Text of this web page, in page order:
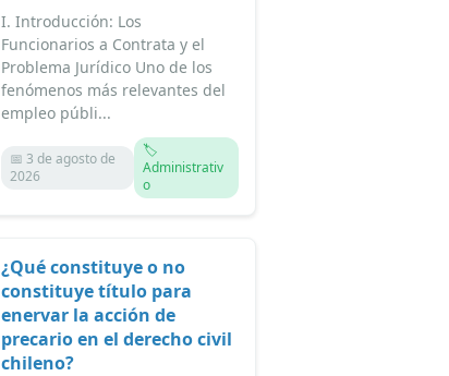
I. Introducción: Los
Funcionarios a Contrata y el
Problema Jurídico Uno de los
fenómenos más relevantes del
empleo públi...
📅 3 de agosto de
2026
🏷️
Administrativ
o
¿Qué constituye o no
constituye título para
enervar la acción de
precario en el derecho civil
chileno?